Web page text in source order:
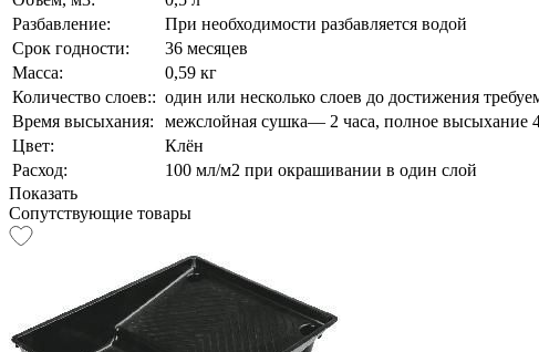
Разбавление:
При необходимости разбавляется водой
Срок годности:
36 месяцев
Масса:
0,59 кг
Количество слоев:: один или несколько слоeв до достижения
Время высыхания:
межслойная сушка— 2 часа, полное высыхание
Цвет:
Клён
Расход:
100 мл/м2 при окрашивании в один слой
Показать
Сопутствующие товары